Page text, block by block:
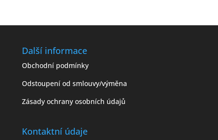
Další informace
Obchodní podmínky
Odstoupení od smlouvy/výměna
Zásady ochrany osobních údajů
Kontaktní údaje